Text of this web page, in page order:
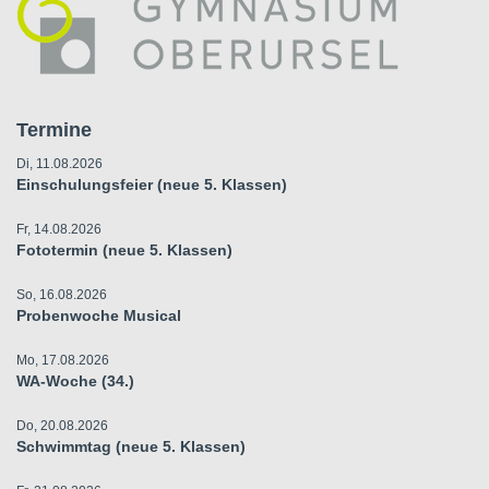
Termine
Di, 11.08.2026
Einschulungsfeier (neue 5. Klassen)
Fr, 14.08.2026
Fototermin (neue 5. Klassen)
So, 16.08.2026
Probenwoche Musical
Mo, 17.08.2026
WA-Woche (34.)
Do, 20.08.2026
Schwimmtag (neue 5. Klassen)